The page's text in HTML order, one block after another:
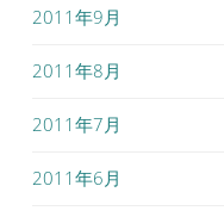
2011年9月
2011年8月
2011年7月
2011年6月